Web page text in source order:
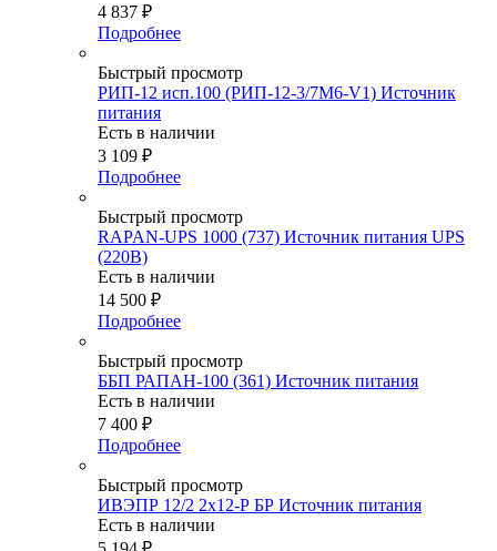
4 837 ₽
Подробнее
Быстрый просмотр
РИП-12 исп.100 (РИП-12-3/7М6-V1) Источник
питания
Есть в наличии
3 109 ₽
Подробнее
Быстрый просмотр
RAPAN-UPS 1000 (737) Источник питания UPS
(220В)
Есть в наличии
14 500 ₽
Подробнее
Быстрый просмотр
ББП РАПАН-100 (361) Источник питания
Есть в наличии
7 400 ₽
Подробнее
Быстрый просмотр
ИВЭПР 12/2 2х12-Р БР Источник питания
Есть в наличии